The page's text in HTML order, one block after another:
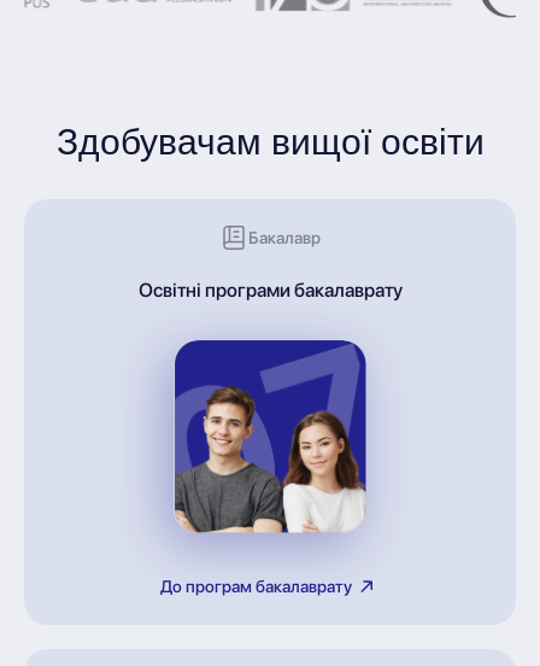
Здобувачам вищої освіти
Бакалавр
Освітні програми бакалаврату
До програм бакалаврату